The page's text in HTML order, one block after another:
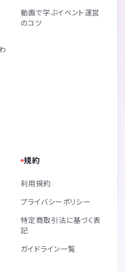
動画で学ぶイベント運営
のコツ
規約
利用規約
プライバシーポリシー
特定商取引法に基づく表
記
ガイドライン一覧